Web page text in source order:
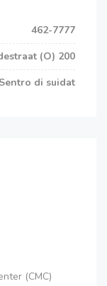
462-7777
(O) 200
Sentro di suidat
(CMC)